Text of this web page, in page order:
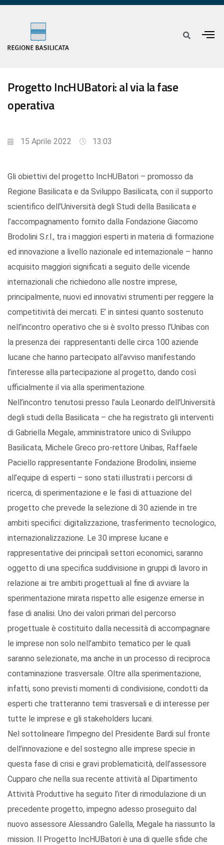
Progetto IncHUBatori: al via la fase
operativa
15 Aprile 2022 13:03
Gli obiettivi del progetto IncHUBatori – promosso da
Regione Basilicata e da Sviluppo Basilicata, con il supporto
scientifico dell’Università degli Studi della Basilicata e
l’accompagnamento fornito dalla Fondazione Giacomo
Brodolini S.r.l., tra i maggiori esperti in materia di formazione
ed innovazione a livello nazionale ed internazionale – hanno
acquisito maggiori significati a seguito delle vicende
internazionali che richiedono alle nostre imprese,
principalmente, nuovi ed innovativi strumenti per reggere la
competitività dei mercati. E’ in sintesi quanto sostenuto
nell’incontro operativo che si è svolto presso l’Unibas con
la presenza dei rappresentanti delle circa 100 aziende
lucane che hanno partecipato all’avviso manifestando
l’interesse alla partecipazione al progetto, dando così
ufficialmente il via alla sperimentazione.
Nell’incontro tenutosi presso l’aula Leonardo dell’Università
degli studi della Basilicata – che ha registrato gli interventi
di Gabriella Megale, amministratore unico di Sviluppo
Basilicata, Michele Greco pro-rettore Unibas, Raffaele
Paciello rappresentante Fondazione Brodolini, insieme
all’equipe di esperti – sono stati illustrati i percorsi di
ricerca, di sperimentazione e le fasi di attuazione del
progetto che prevede la selezione di 30 aziende in tre
ambiti specifici: digitalizzazione, trasferimento tecnologico,
internazionalizzazione. Le 30 imprese lucane e
rappresentative dei principali settori economici, saranno
oggetto di una specifica suddivisione in gruppi di lavoro in
relazione ai tre ambiti progettuali al fine di avviare la
sperimentazione mirata rispetto alle esigenze emerse in
fase di analisi. Uno dei valori primari del percorso
progettuale è costituito dalla necessità di accompagnare
le imprese non solo nell’ambito tematico per le quali
saranno selezionate, ma anche in un processo di reciproca
contaminazione trasversale. Oltre alla sperimentazione,
infatti, sono previsti momenti di condivisione, condotti da
esperti che tratteranno temi trasversali e di interesse per
tutte le imprese e gli stakeholders lucani.
Nel sottolineare l’impegno del Presidente Bardi sul fronte
dell’innovazione e del sostegno alle imprese specie in
questa fase di crisi e gravi problematicità, dell’assessore
Cupparo che nella sua recente attività al Dipartimento
Attività Produttive ha seguito l’iter di rimodulazione di un
precedente progetto, impegno adesso proseguito dal
nuovo assessore Alessandro Galella, Megale ha riassunto la
mission. Il Progetto IncHUBatori è una di quelle sfide che